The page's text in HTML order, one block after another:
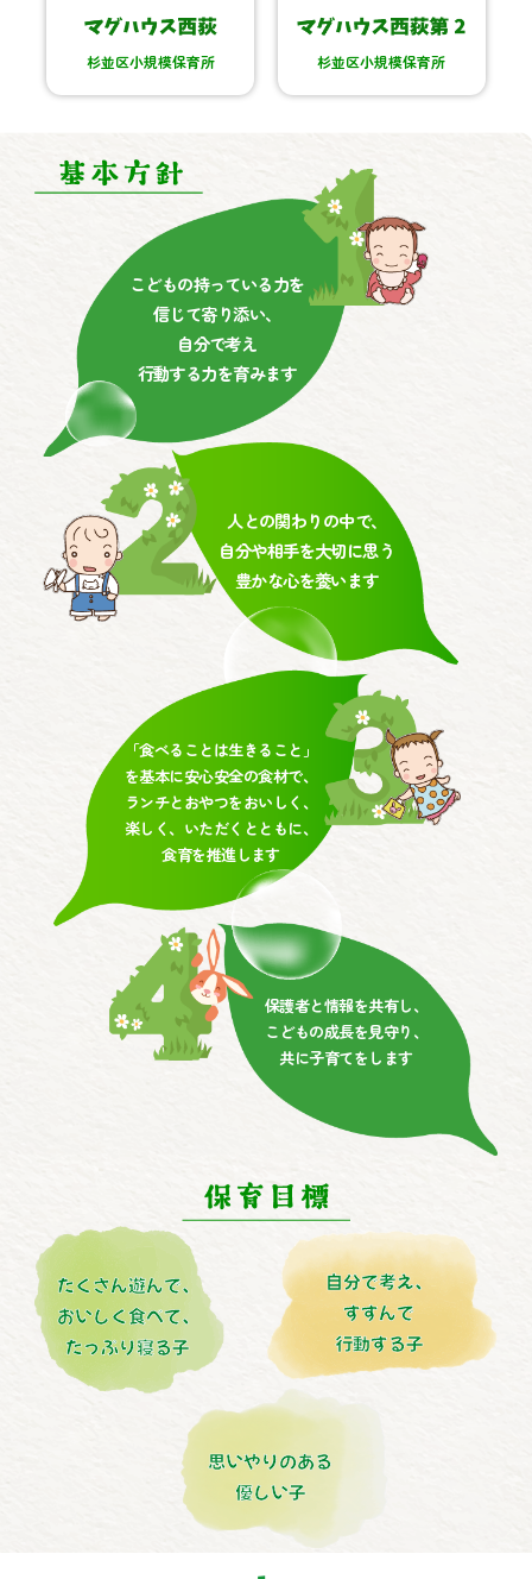
杉並区小規模保育所 杉並区小規模保育所
こどもの持っている力を
信じて寄り添い、
自分で考え
行動する力を育みます
人との関わりの中で、
自分や相手を大切に思う
豊かな心を養います
「食べることは生きること」
を基本に安心安全の食材で、
ランチとおやつをおいしく、
楽しく、いただくとともに、
食育を推進します
保護者と情報を共有し、
こどもの成長を見守り、
共に子育てをします
たくさん遊んで、
おいしく食べて、
たっぷり寝る子
自分で考え、
すすんで
行動する子
思いやりのある
優しい子